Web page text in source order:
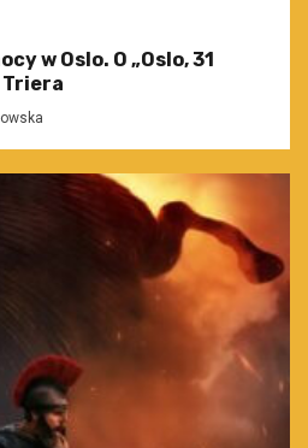
w Oslo. O „Oslo, 31